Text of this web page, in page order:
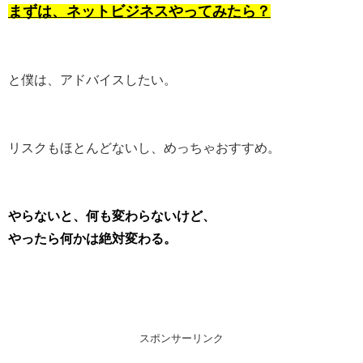
まずは、ネットビジネスやってみたら？
と僕は、アドバイスしたい。
リスクもほとんどないし、めっちゃおすすめ。
やらないと、何も変わらないけど、
やったら何かは絶対変わる。
スポンサーリンク